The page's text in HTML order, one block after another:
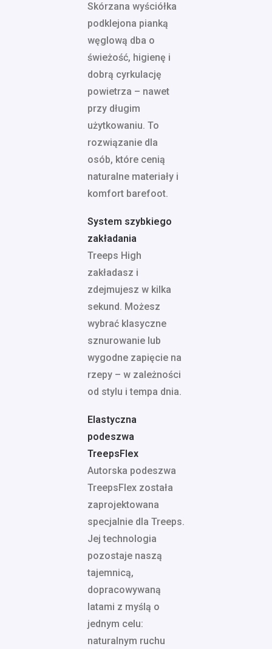
Skórzana wyściółka
podklejona pianką
węglową dba o
świeżość, higienę i
dobrą cyrkulację
powietrza – nawet
przy długim
użytkowaniu. To
rozwiązanie dla
osób, które cenią
naturalne materiały i
komfort barefoot.
System szybkiego
zakładania
Treeps High
zakładasz i
zdejmujesz w kilka
sekund. Możesz
wybrać klasyczne
sznurowanie lub
wygodne zapięcie na
rzepy – w zależności
od stylu i tempa dnia.
Elastyczna
podeszwa
TreepsFlex
Autorska podeszwa
TreepsFlex została
zaprojektowana
specjalnie dla Treeps.
Jej technologia
pozostaje naszą
tajemnicą,
dopracowywaną
latami z myślą o
jednym celu:
naturalnym ruchu